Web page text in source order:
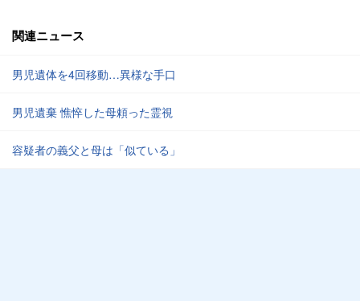
関連ニュース
男児遺体を4回移動…異様な手口
男児遺棄 憔悴した母頼った霊視
容疑者の義父と母は「似ている」